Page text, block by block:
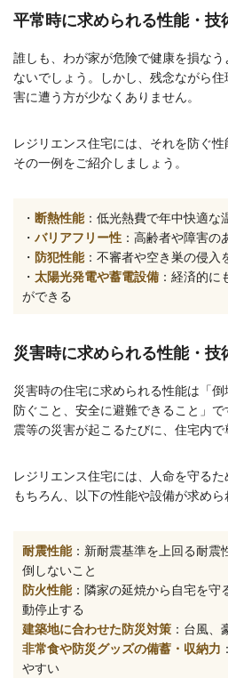
平常時に求められる性能・技
誰しも、わが家が危険で健康を損な
ないでしょう。しかし、残念ながら
害に遭う方が少なくありません。
レジリエンス住宅には、それを防ぐ性
その一例をご紹介しましょう。
・ 断熱性能：低光熱費で年中快適な
・ バリアフリー性 ：高齢者や障害
・ 防犯性能：不審者や空き巣の侵入
・ 太陽光発電や蓄電設備 ：経済的
ができる
災害時に求められる性能・技
災害時の住宅に求められる性能は「
防ぐこと、安全に避難できること」
震等の災害が起こるたびに、住宅内で
レジリエンス住宅には、人命を守る
もちろん、以下の性能や設備が求めら
耐震性能：新耐震基準を上回る耐震
倒しないこと
防火性能：隣家の延焼から自宅を守
動停止する
建築地に合わせた防災対策 ：台風、
非常食や防災グッズの備蓄・収納力
やすい